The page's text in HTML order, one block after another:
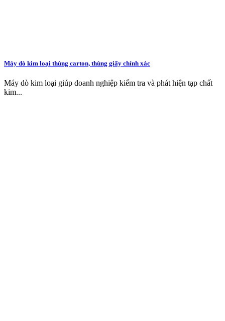
Máy dò kim loại thùng carton, thùng giấy chính xác
Máy dò kim loại giúp doanh nghiệp kiểm tra và phát hiện tạp chất
kim...